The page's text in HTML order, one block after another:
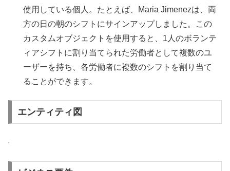
使用している個人。たとえば、Maria Jimenezは、両
方の日の朝のシフトにサインアップしました。この
カスタムオブジェクトを使用すると、1人のボランテ
ィアシフトに割り当てられた労働者として複数のユ
ーザーを持ち、各労働者に複数のシフトを割り当て
ることができます。
エンティティ図